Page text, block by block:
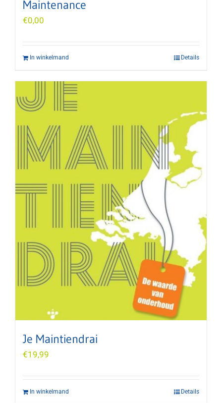
Maintenance
€0,00
In winkelmand Details
Je Maintiendrai
€19,99
In winkelmand Details